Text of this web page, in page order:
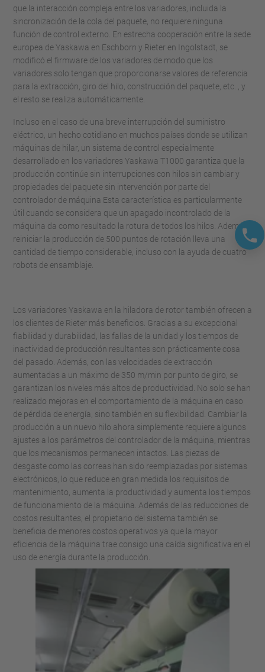
que la interacción compleja entre los variadores, incluida la
sincronización de la cola del paquete, no requiere ninguna
función de control externo. En estrecha cooperación entre la sede
europea de Yaskawa en Eschborn y Rieter en Ingolstadt, se
modificó el firmware de los variadores de modo que los
variadores solo tengan que proporcionarse valores de referencia
para la extracción, giro del hilo, construcción del paquete, etc. , y
el resto se realiza automáticamente.
Incluso en el caso de una breve interrupción del suministro
eléctrico, un hecho cotidiano en muchos países donde se utilizan
máquinas de hilar, un sistema de control especialmente
desarrollado en los variadores Yaskawa T1000 garantiza que la
producción continúe sin interrupciones con hilos sin cambiar y
propiedades del paquete sin intervención por parte del
controlador de máquina Esta característica es particularmente
útil cuando se considera que un apagado incontrolado de la
máquina da como resultado la rotura de todos los hilos. Además,
reiniciar la producción de 500 puntos de rotación lleva una
cantidad de tiempo considerable, incluso con la ayuda de cuatro
robots de ensamblaje.
Los variadores Yaskawa en la hiladora de rotor también ofrecen a
los clientes de Rieter más beneficios. Gracias a su excepcional
fiabilidad y durabilidad, las fallas de la unidad y los tiempos de
inactividad de producción resultantes son prácticamente cosa
del pasado. Además, con las velocidades de extracción
aumentadas a un máximo de 350 m/min por punto de giro, se
garantizan los niveles más altos de productividad. No solo se han
realizado mejoras en el comportamiento de la máquina en caso
de pérdida de energía, sino también en su flexibilidad. Cambiar la
producción a un nuevo hilo ahora simplemente requiere algunos
ajustes a los parámetros del controlador de la máquina, mientras
que los mecanismos permanecen intactos. Las piezas de
desgaste como las correas han sido reemplazadas por sistemas
electrónicos, lo que reduce en gran medida los requisitos de
mantenimiento, aumenta la productividad y aumenta los tiempos
de funcionamiento de la máquina. Además de las reducciones de
costos resultantes, el propietario del sistema también se
beneficia de menores costos operativos ya que la mayor
eficiencia de la máquina trae consigo una caída significativa en el
uso de energía durante la producción.